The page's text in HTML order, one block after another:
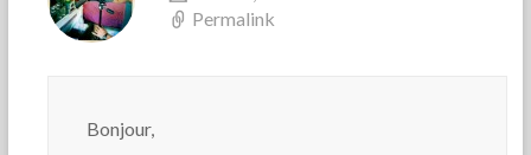
Permalink
Bonjour,